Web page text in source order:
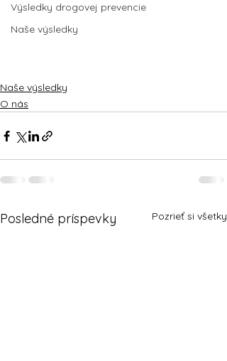
Výsledky drogovej prevencie
Naše výsledky
Naše výsledky
O nás
Posledné príspevky Pozrieť si všetky